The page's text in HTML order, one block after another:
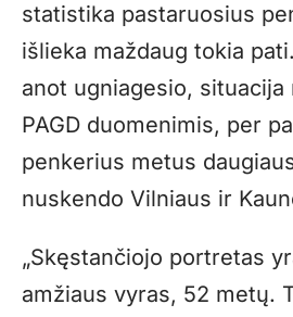
statistika pastaruosius
išlieka maždaug tokia
anot ugniagesio, situacija
PAGD duomenimis, per
penkerius metus
nuskendo Vilniaus ir
„Skęstančiojo portretas
amžiaus vyras, 52 metų.